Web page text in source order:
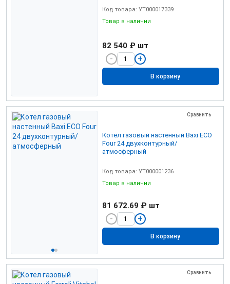
Код товара: УТ000017339
Товар в наличии
82 540 ₽ шт
В корзину
Сравнить
Котел газовый настенный Baxi ЕСО
Four 24 двухконтурный/
атмосферный
Код товара: УТ000001236
Товар в наличии
81 672.69 ₽ шт
В корзину
Сравнить